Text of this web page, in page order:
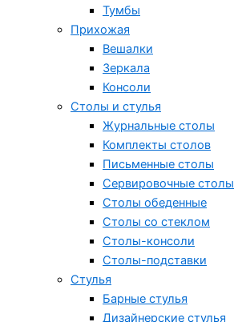
Тумбы
Прихожая
Вешалки
Зеркала
Консоли
Столы и стулья
Журнальные столы
Комплекты столов
Письменные столы
Сервировочные столы
Столы обеденные
Столы со стеклом
Столы-консоли
Столы-подставки
Стулья
Барные стулья
Дизайнерские стулья